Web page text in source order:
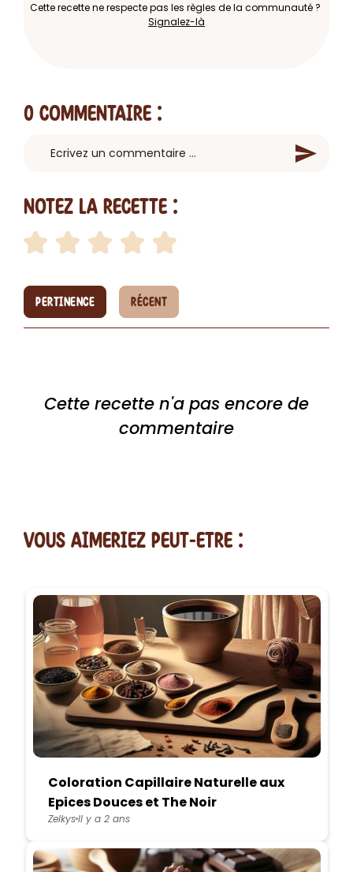
Cette recette ne respecte pas les règles de la communauté ?
Signalez-là
0 Commentaire :
Notez la recette :
PERTINENCE RÉCENT
Cette recette n'a pas encore de
commentaire
vous AIMERiEZ PEUT-ETRE :
Coloration Capillaire Naturelle aux
Epices Douces et The Noir
ZelkysIl y a 2 ans